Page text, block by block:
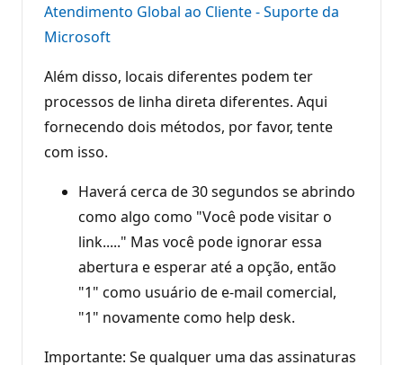
Atendimento Global ao Cliente - Suporte da
Microsoft
Além disso, locais diferentes podem ter
processos de linha direta diferentes. Aqui
fornecendo dois métodos, por favor, tente
com isso.
Haverá cerca de 30 segundos se abrindo
como algo como "Você pode visitar o
link....." Mas você pode ignorar essa
abertura e esperar até a opção, então
"1" como usuário de e-mail comercial,
"1" novamente como help desk.
Importante: Se qualquer uma das assinaturas